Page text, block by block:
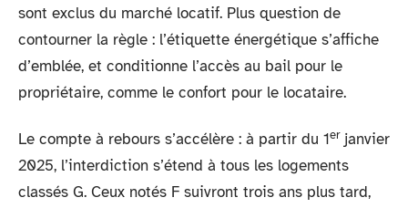
sont exclus du marché locatif. Plus question de
contourner la règle : l’étiquette énergétique s’affiche
d’emblée, et conditionne l’accès au bail pour le
propriétaire, comme le confort pour le locataire.
Le compte à rebours s’accélère : à partir du 1erjanvier
2025, l’interdiction s’étend à tous les logements
classés G. Ceux notés F suivront trois ans plus tard,